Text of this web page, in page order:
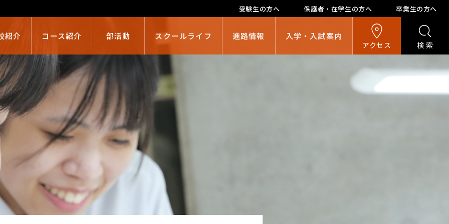
アクセス 検索
紹介 コース紹介 部活動 スクールライフ 進路情報 入学・入試案内
受験生の方へ 保護者・在学生の方へ 卒業生の方へ